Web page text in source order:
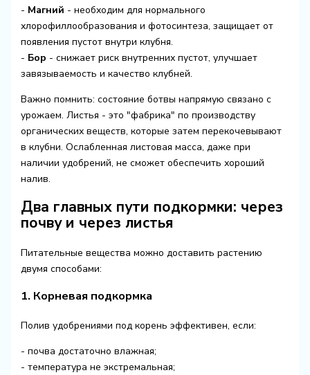
- Магний - необходим для нормального
хлорофиллообразования и фотосинтеза, защищает от
появления пустот внутри клубня.
- Бор - снижает риск внутренних пустот, улучшает
завязываемость и качество клубней.
Важно помнить: состояние ботвы напрямую связано с
урожаем. Листья - это "фабрика" по производству
органических веществ, которые затем перекочевывают
в клубни. Ослабленная листовая масса, даже при
наличии удобрений, не сможет обеспечить хороший
налив.
Два главных пути подкормки: через
почву и через листья
Питательные вещества можно доставить растению
двумя способами:
1. Корневая подкормка
Полив удобрениями под корень эффективен, если:
- почва достаточно влажная;
- температура не экстремальная;